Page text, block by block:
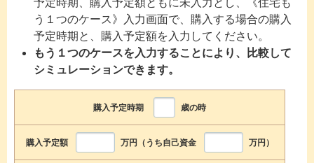
う１つのケース》入力画面で、購入する場合の購入
予定時期と、購入予定額を入力してください。
もう１つのケースを入力することにより、比較して
シミュレーションできます。
購入予定時期 歳の時
購入予定額 万円（うち自己資金 万円）